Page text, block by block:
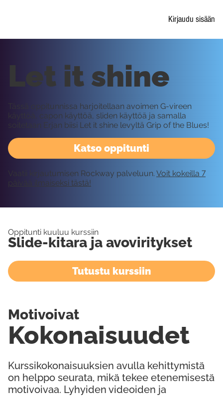
Kirjaudu sisään
Katso oppitunti
Let it shine
Tässä oppitunnissa harjoitellaan avoimen G-vireen
käyttöä, capon käyttöä, sliden käyttöä ja samalla
soitetaan Erjan biisi Let it shine levyltä Grip of the Blues!
Vaatii kirjautumisen Rockway palveluun. Voit kokeilla 7
päivää ilmaiseksi tästä!
Oppitunti kuuluu kurssiin
Slide-kitara ja avoviritykset
Tutustu kurssiin
Kurssikokonaisuuksien avulla kehittymistä
on helppo seurata, mikä tekee etenemisestä
motivoivaa. Lyhyiden videoiden ja
Kokonaisuudet
Motivoivat